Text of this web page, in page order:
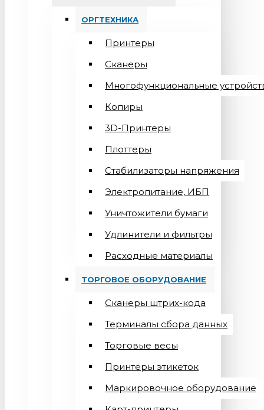
ОРГТЕХНИКА
Принтеры
Сканеры
Многофункциональные
Копиры
3D-Принтеры
Плоттеры
Стабилизаторы напряжения
Электропитание, ИБП
Уничтожители бумаги
Удлинители и фильтры
Расходные материалы
ТОРГОВОЕ ОБОРУДОВАНИЕ
Сканеры штрих-кода
Терминалы сбора данных
Торговые весы
Принтеры этикеток
Маркировочное оборудование